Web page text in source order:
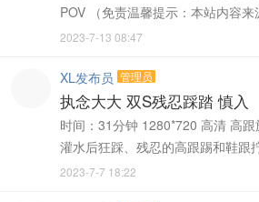
POV （免责温馨提示：本站内容
2023-7-13 08:47
XL发布员 管理员
执念大大 双S残忍踩踏 慎入
时间：31分钟 1280*720 高清 高跟
灌水后狂踩、残忍的高跟踢和鞋跟
2023-7-7 18:22